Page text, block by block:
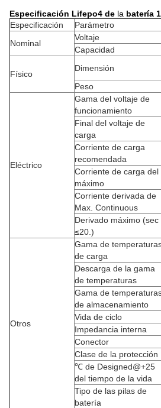
Especificación Lifepo4 de la batería
Especificación
Parámetro
Nominal
Voltaje
Capacidad
Físico
Dimensión
Peso
Eléctrico
Gama del voltaje de
funcionamiento
Final del voltaje de
carga
Corriente de carga
recomendada
Corriente de carga del
máximo
Corriente derivada de
Max. Continuous
Derivado máximo (sec
≤20.)
Otros
Gama de
de carga
Descarga de la gama
de temperaturas
Gama de
de almacenamiento
Vida de ciclo
Impedancia interna
Conector
Clase de la protección
℃ de Designed@+25
del tiempo de la vida
Tipo de las pilas de
batería